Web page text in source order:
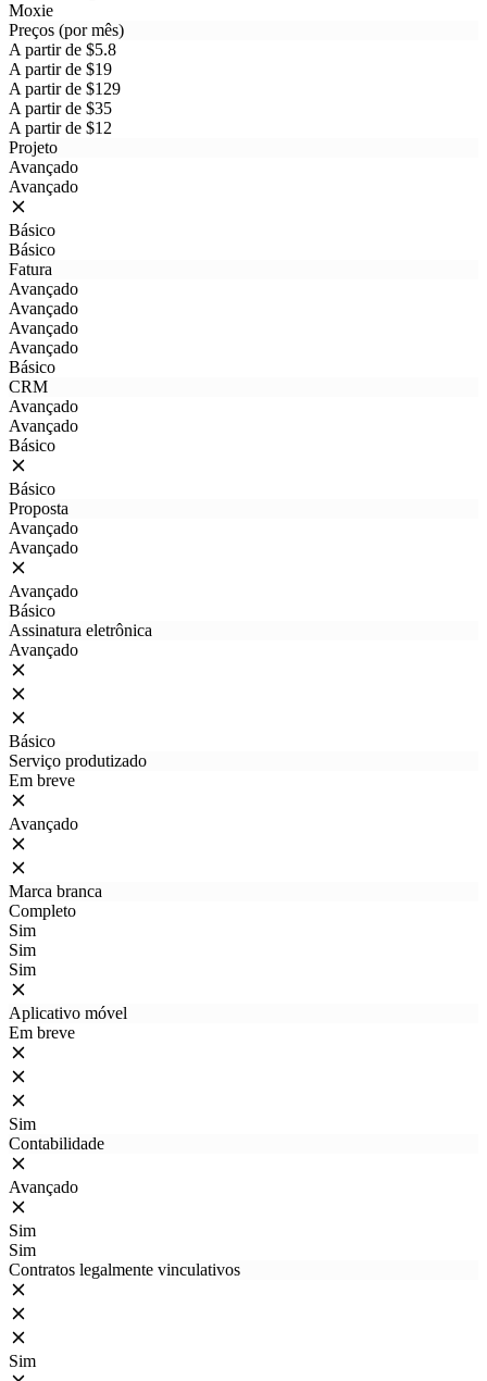
Moxie
Preços (por mês)
A partir de $5.8
A partir de $19
A partir de $129
A partir de $35
A partir de $12
Projeto
Avançado
Avançado
Básico
Básico
Fatura
Avançado
Avançado
Avançado
Avançado
Básico
CRM
Avançado
Avançado
Básico
Básico
Proposta
Avançado
Avançado
Avançado
Básico
Assinatura eletrônica
Avançado
Básico
Serviço produtizado
Em breve
Avançado
Marca branca
Completo
Sim
Sim
Sim
Aplicativo móvel
Em breve
Sim
Contabilidade
Avançado
Sim
Sim
Contratos legalmente vinculativos
Sim